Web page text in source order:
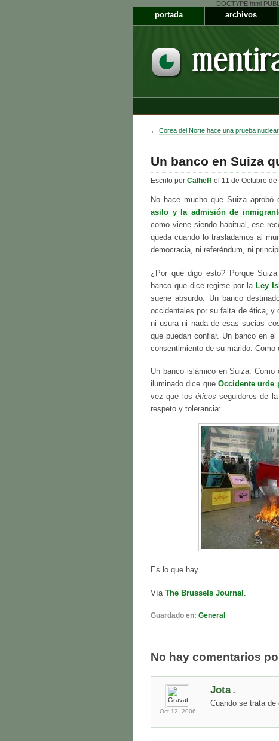
DOCTYPE html
portada archivos
← Corea del Norte hace una prueba nuclear
Un banco en Suiza
Escrito por CalheR el 11 de Octubre de
No hace mucho que Suiza aprobó
asilo y la admisión de
como viene siendo habitual, ese
queda cuando lo trasladamos al
democracia, ni referéndum, ni
¿Por qué digo esto? Porque
banco que dice regirse por la Ley
suene absurdo. Un banco
occidentales por su falta de ética, y
ni usura ni nada de esas sucias
que puedan confiar. Un banco en
consentimiento de su marido. Como
Un banco islámico en Suiza.
iluminado dice que Occidente urde
vez que los éticos seguidores de
respeto y tolerancia:
Es lo que hay.
Vía The Brussels Journal
Guardado en: General
No hay comentarios
Oct 12, 2006
Jota↓
Cuando se trata de